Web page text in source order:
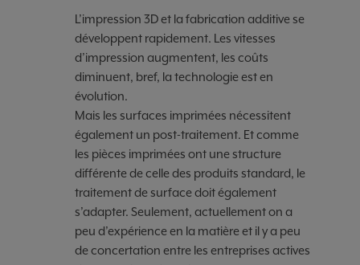
L’impression 3D et la fabrication additive se
développent rapidement. Les vitesses
d’impression augmentent, les coûts
diminuent, bref, la technologie est en
évolution.
Mais les surfaces imprimées nécessitent
également un post-traitement. Et comme
les pièces imprimées ont une structure
différente de celle des produits standard, le
traitement de surface doit également
s’adapter. Seulement, actuellement on a
peu d’expérience en la matière et il y a peu
de concertation entre les entreprises actives